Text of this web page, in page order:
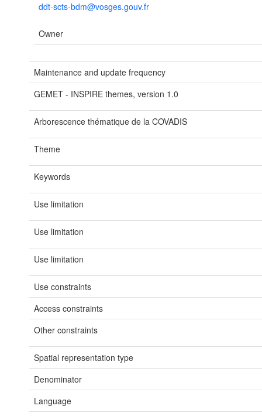
ddt-scts-bdm@vosges.gouv.fr
Owner
Maintenance and update frequency
GEMET - INSPIRE themes, version 1.0
Arborescence thématique de la COVADIS
Theme
Keywords
Use limitation
Use limitation
Use limitation
Use constraints
Access constraints
Other constraints
Spatial representation type
Denominator
Language